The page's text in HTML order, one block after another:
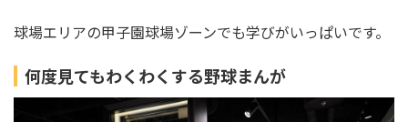
球場エリアの甲子園球場ゾーンでも学びがいっぱいです。
何度見てもわくわくする野球まんが